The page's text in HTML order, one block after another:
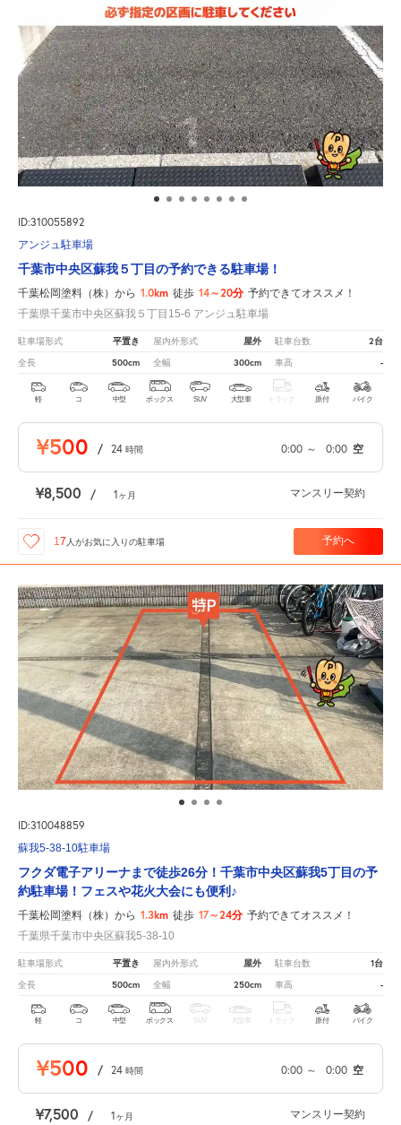
ID:310055892
アンジュ駐車場
千葉市中央区蘇我５丁目の予約できる駐車場！
千葉松岡塗料（株）から 1.0km 徒歩 14～20分 予約できてオススメ！
千葉県千葉市中央区蘇我５丁目15-6 アンジュ駐車場
駐車場形式 平置き 屋内外形式 屋外 駐車台数 2台
全長 500cm 全幅 300cm 車高 -
軽 コ 中型 ボックス SUV 大型車 トラック 原付 バイク
¥500 / 24 時間 0:00 ～ 0:00 空
¥8,500 / 1ヶ月 マンスリー契約
17 人がお気に入りの駐車場 予約へ
ID:310048859
蘇我5-38-10駐車場
フクダ電子アリーナまで徒歩26分！千葉市中央区蘇我5丁目の予
約駐車場！フェスや花火大会にも便利♪
千葉松岡塗料（株）から 1.3km 徒歩 17～24分 予約できてオススメ！
千葉県千葉市中央区蘇我5-38-10
駐車場形式 平置き 屋内外形式 屋外 駐車台数 1台
全長 500cm 全幅 250cm 車高 -
軽 コ 中型 ボックス SUV 大型車 トラック 原付 バイク
¥500 / 24 時間 0:00 ～ 0:00 空
¥7,500 / 1ヶ月 マンスリー契約